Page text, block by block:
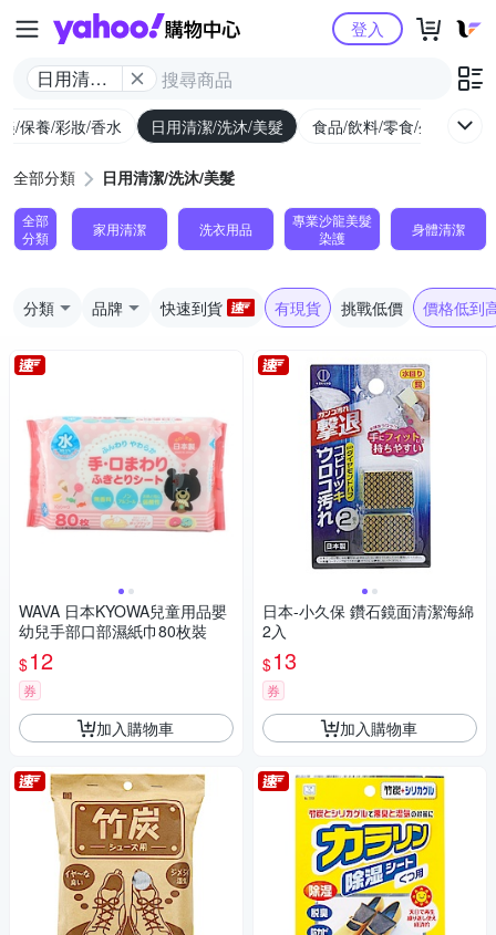
Yahoo購物中心
日用清潔/
登入
/保養/彩妝/香水 日用清潔/洗沐/美髮 食品/飲料/零食/生鮮
全部分類 日用清潔/洗沐/美髮
全部
分類
家用清潔 洗衣用品
專業沙龍美髮
染護
身體清潔
分類 品牌 快速到貨 有現貨 挑戰低價 價格低到
WAVA 日本KYOWA兒童用品嬰
幼兒手部口部濕紙巾80枚裝
$12
券
加入購物車
日本-小久保 鑽石鏡面清潔海綿
2入
$13
券
加入購物車